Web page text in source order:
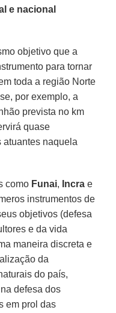
e nacional
objetivo que a
para tornar
toda a região Norte
por exemplo, a
prevista no km
quase
atuantes naquela
como Funai, Incra e
instrumentos de
objetivos (defesa
e da vida
maneira discreta e
da
do país,
defesa dos
em prol das